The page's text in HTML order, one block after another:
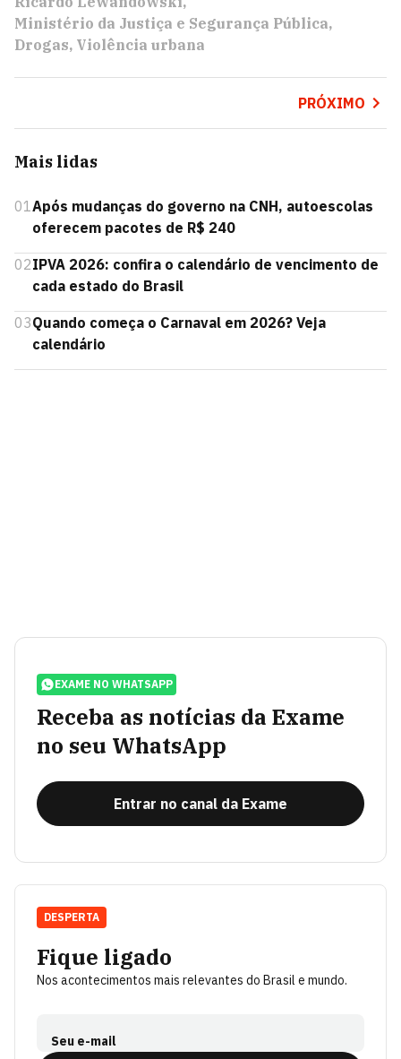
Ministério da Justiça e Segurança Pública
Drogas Violência urbana
PRÓXIMO
Mais lidas
01 Após mudanças do governo na CNH, autoescolas
oferecem pacotes de R$ 240
02IPVA 2026: confira o calendário de vencimento de
cada estado do Brasil
03Quando começa o Carnaval em 2026? Veja
calendário
EXAME NO WHATSAPP
Receba as notícias da Exame
no seu WhatsApp
Entrar no canal da Exame
Fique ligado
Nos acontecimentos mais relevantes do Brasil e mundo.
Seu e-mail
DESPERTA